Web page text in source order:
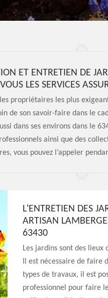
ET ENTRETIEN DE
LES SERVICES
propriétaires les plus
de son savoir-faire dans le
dans ses environs dans le
ainsi que des
vous pouvez l’appeler
L'ENTRETIEN DES
ARTISAN
63430
Les jardins sont des
Il est nécessaire de
types de travaux, il est
professionnel pour faire